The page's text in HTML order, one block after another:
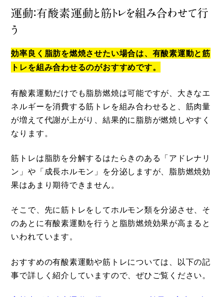
運動：有酸素運動と筋トレを組み合わせて行
う
効率良く脂肪を燃焼させたい場合は、有酸素運動と筋
トレを組み合わせるのがおすすめです。
有酸素運動だけでも脂肪燃焼は可能ですが、大きなエ
ネルギーを消費する筋トレを組み合わせると、筋肉量
が増えて代謝が上がり、結果的に脂肪が燃焼しやすく
なります。
筋トレは脂肪を分解するはたらきのある「アドレナリ
ン」や「成長ホルモン」を分泌しますが、脂肪燃焼効
果はあまり期待できません。
そこで、先に筋トレをしてホルモン類を分泌させ、そ
のあとに有酸素運動を行うと脂肪燃焼効果が高まると
いわれています。
おすすめの有酸素運動や筋トレについては、以下の記
事で詳しく紹介していますので、ぜひご覧ください。